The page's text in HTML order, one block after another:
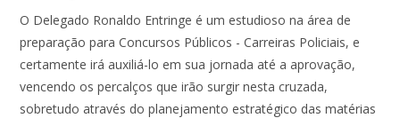
O Delegado Ronaldo Entringe é um estudioso na área de
preparação para Concursos Públicos - Carreiras Policiais, e
certamente irá auxiliá-lo em sua jornada até a aprovação,
vencendo os percalços que irão surgir nesta cruzada,
sobretudo através do planejamento estratégico das matérias